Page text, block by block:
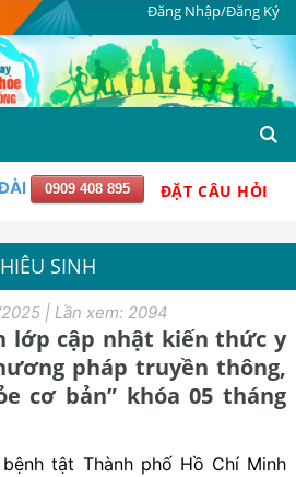
Đăng Nhập/Đăng Ký
0909 408 895 ĐẶT CÂU HỎI
SINH
| Lần xem: 2094
lớp cập nhật kiến thức y
pháp truyền thông,
cơ bản” khóa 05 tháng
tật Thành phố Hồ Chí Minh